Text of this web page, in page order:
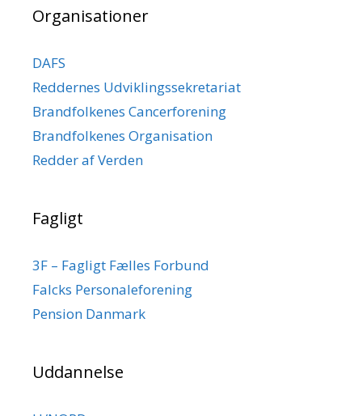
Organisationer
DAFS
Reddernes Udviklingssekretariat
Brandfolkenes Cancerforening
Brandfolkenes Organisation
Redder af Verden
Fagligt
3F – Fagligt Fælles Forbund
Falcks Personaleforening
Pension Danmark
Uddannelse